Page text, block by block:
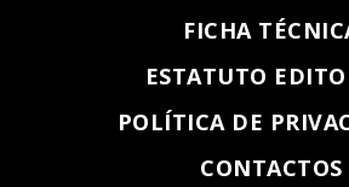
FICHA
ESTATUTO
POLÍTICA DE
CONTACTOS